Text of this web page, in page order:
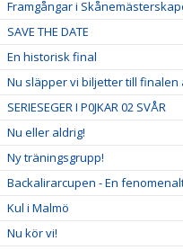
Framgångar i
SAVE THE DATE
En historisk final
Nu släpper vi biljetter till
SERIESEGER I P0JKAR 02 SVÅR
Nu eller aldrig!
Ny träningsgrupp!
Backalirarcupen - En
Kul i Malmö
Nu kör vi!